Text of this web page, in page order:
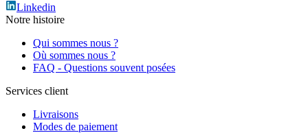
Linkedin
Notre histoire
Qui sommes nous ?
Où sommes nous ?
FAQ - Questions souvent posées
Services client
Livraisons
Modes de paiement